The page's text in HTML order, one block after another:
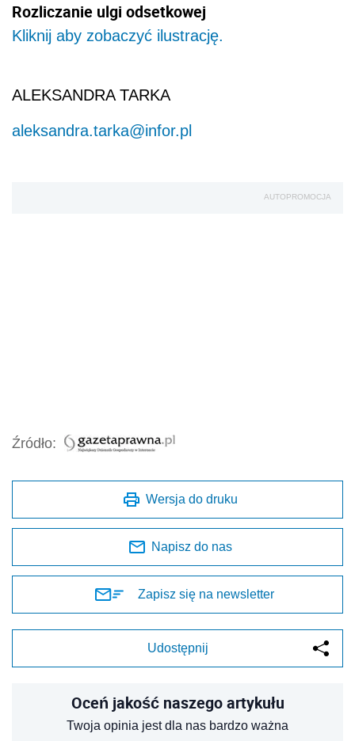
Rozliczanie ulgi odsetkowej
Kliknij aby zobaczyć ilustrację.
ALEKSANDRA TARKA
aleksandra.tarka@infor.pl
AUTOPROMOCJA
Źródło:
Wersja do druku
Napisz do nas
Zapisz się na newsletter
Udostępnij
Oceń jakość naszego artykułu
Twoja opinia jest dla nas bardzo ważna